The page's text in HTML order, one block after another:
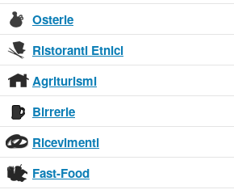
Osterie
Ristoranti Etnici
Agriturismi
Birrerie
Ricevimenti
Fast-Food